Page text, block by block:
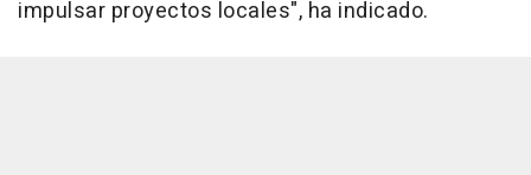
impulsar proyectos locales", ha indicado.